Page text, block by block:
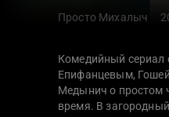
Просто Михалыч
Комедийный сериал
Епифанцевым,
Медынич о простом
время. В